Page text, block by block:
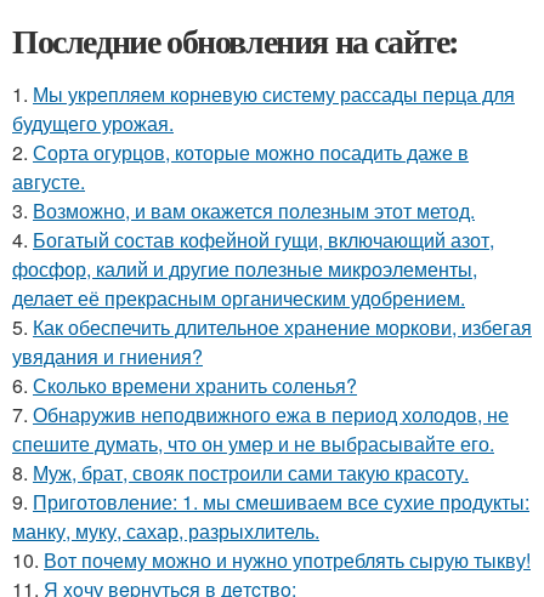
Последние обновления на сайте:
1. Мы укрепляем корневую систему рассады перца для
будущего урожая.
2. Сорта огурцов, которые можно посадить даже в
августе.
3. Возможно, и вам окажется полезным этот метод.
4. Богатый состав кофейной гущи, включающий азот,
фосфор, калий и другие полезные микроэлементы,
делает её прекрасным органическим удобрением.
5. Как обеспечить длительное хранение моркови, избегая
увядания и гниения?
6. Сколько времени хранить соленья?
7. Обнаружив неподвижного ежа в период холодов, не
спешите думать, что он умер и не выбрасывайте его.
8. Муж, брат, свояк построили сами такую красоту.
9. Приготовление: 1. мы смешиваем все сухие продукты:
манку, муку, сахар, разрыхлитель.
10. Вот почему можно и нужно употреблять сырую тыкву!
11. Я xoчу вepнутьcя в дeтcтвo: